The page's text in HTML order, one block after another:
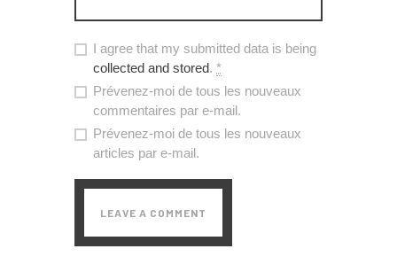
I agree that my submitted data is being
collected and stored. *
Prévenez-moi de tous les nouveaux
commentaires par e-mail.
Prévenez-moi de tous les nouveaux
articles par e-mail.